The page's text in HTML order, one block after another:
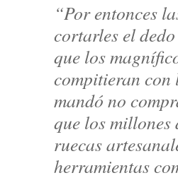
“Por entonces
cortarles el
que los
compitieran con
mandó no
que los millones
ruecas
herramientas